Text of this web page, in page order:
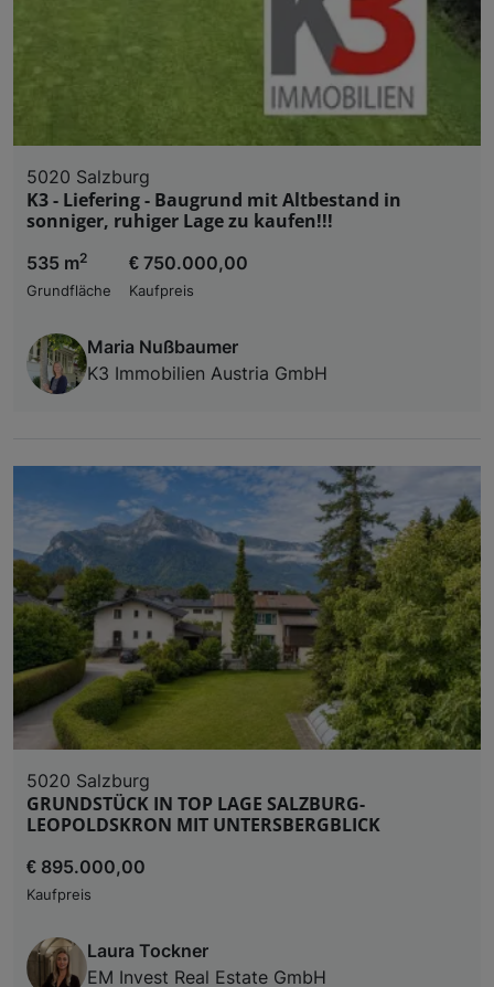
5020 Salzburg
K3 - Liefering - Baugrund mit Altbestand in
sonniger, ruhiger Lage zu kaufen!!!
535 m2
Grundfläche
€ 750.000,00
Kaufpreis
Maria Nußbaumer
K3 Immobilien Austria GmbH
5020 Salzburg
GRUNDSTÜCK IN TOP LAGE SALZBURG-
LEOPOLDSKRON MIT UNTERSBERGBLICK
€ 895.000,00
Kaufpreis
Laura Tockner
EM Invest Real Estate GmbH